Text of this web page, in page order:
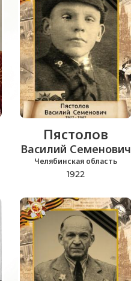
Пястолов
Василий Семенович
Челябинская область
1922